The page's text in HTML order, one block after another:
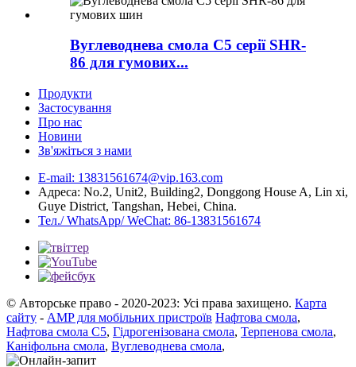
Вуглеводнева смола C5 серії SHR-
86 для гумових...
Продукти
Застосування
Про нас
Новини
Зв'яжіться з нами
E-mail: 13831561674@vip.163.com
Адреса: No.2, Unit2, Building2, Donggong House A, Lin xi,
Guye District, Tangshan, Hebei, China.
Тел./ WhatsApp/ WeChat: 86-13831561674
© Авторське право - 2020-2023: Усі права захищено. Карта
сайту - AMP для мобільних пристроїв Нафтова смола,
Нафтова смола C5, Гідрогенізована смола, Терпенова смола,
Каніфольна смола, Вуглеводнева смола,